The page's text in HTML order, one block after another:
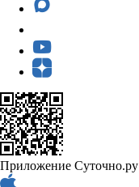
Приложение Суточно.ру